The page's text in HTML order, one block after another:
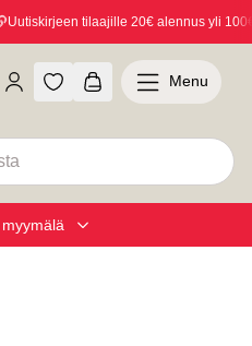
tilaajille 20€ alennus yli 100€
Menu